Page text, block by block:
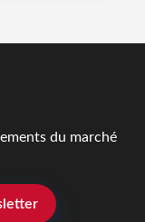
du marché